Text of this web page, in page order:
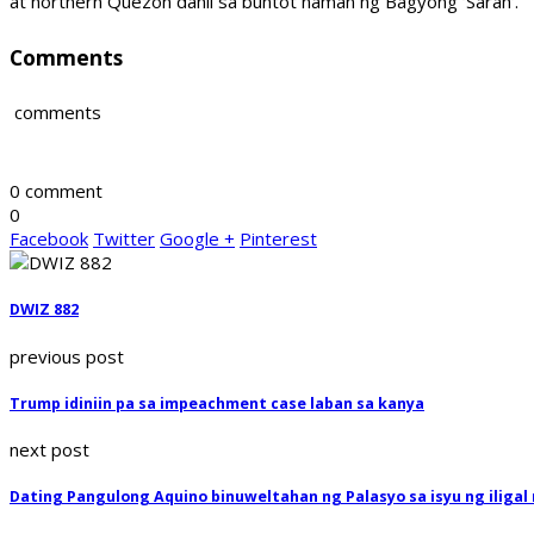
Comments
comments
0 comment
0
Facebook Twitter Google + Pinterest
DWIZ 882
previous post
Trump idiniin pa sa impeachment case laban sa kanya
next post
Dating Pangulong Aquino binuweltahan ng Palasyo sa isyu ng iligal